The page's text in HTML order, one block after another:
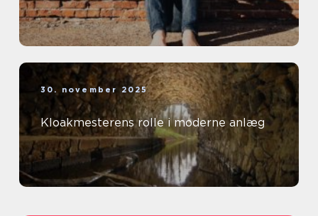
30. november 2025
Kloakmesterens rolle i moderne anlæg